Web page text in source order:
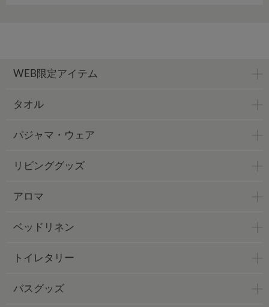
WEB限定アイテム
タオル
パジャマ・ウェア
リビンググッズ
アロマ
ベッドリネン
トイレタリー
バスグッズ